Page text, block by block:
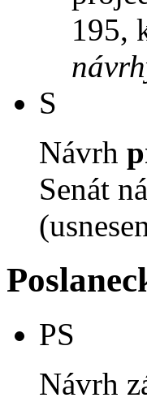
195,
S
Návrh
Senát
PS
Návrh